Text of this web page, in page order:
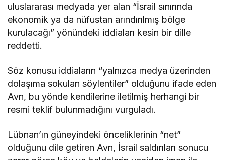
uluslararası medyada yer alan “İsrail sınırında
ekonomik ya da nüfustan arındırılmış bölge
kurulacağı” yönündeki iddiaları kesin bir dille
reddetti.
Söz konusu iddiaların “yalnızca medya üzerinden
dolaşıma sokulan söylentiler” olduğunu ifade eden
Avn, bu yönde kendilerine iletilmiş herhangi bir
resmi teklif bulunmadığını vurguladı.
Lübnan’ın güneyindeki önceliklerinin “net”
olduğunu dile getiren Avn, İsrail saldırıları sonucu